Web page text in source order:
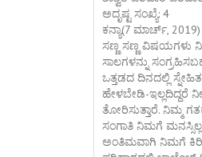
ಅದೃಷ್ಟ ಸಂಖ್ಯೆ: 4
ಕನ್ಯಾ(7 ಮಾರ್ಚ್, 2019)
ಸಣ್ಣ ಸಣ್ಣ ವಿಷಯಗಳು
ಸಾಲಗಳನ್ನು
ಒತ್ತಡದ ದಿನದಲ್ಲಿ
ಹೇಳಬೇಡಿ-ಇಲ್ಲದಿದ್ದರೆ
ತೋರಿಸುತ್ತಾರೆ. ನಿಮ್ಮ
ಸಂಗಾತಿ ನಿಮಗೆ
ಅಂತಿಮವಾಗಿ ನಿಮಗೆ